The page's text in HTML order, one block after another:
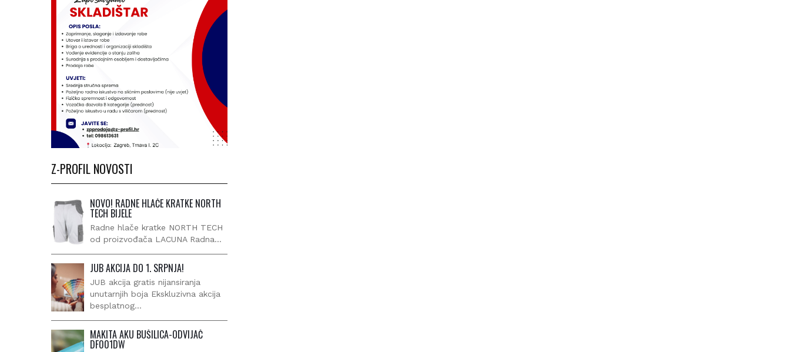
Z-PROFIL NOVOSTI
NOVO! RADNE HLAČE KRATKE NORTH
TECH BIJELE
Radne hlače kratke NORTH TECH
od proizvođača LACUNA Radna…
JUB AKCIJA DO 1. SRPNJA!
JUB akcija gratis nijansiranja
unutarnjih boja Ekskluzivna akcija
besplatnog…
MAKITA AKU BUŠILICA-ODVIJAČ
DF001DW